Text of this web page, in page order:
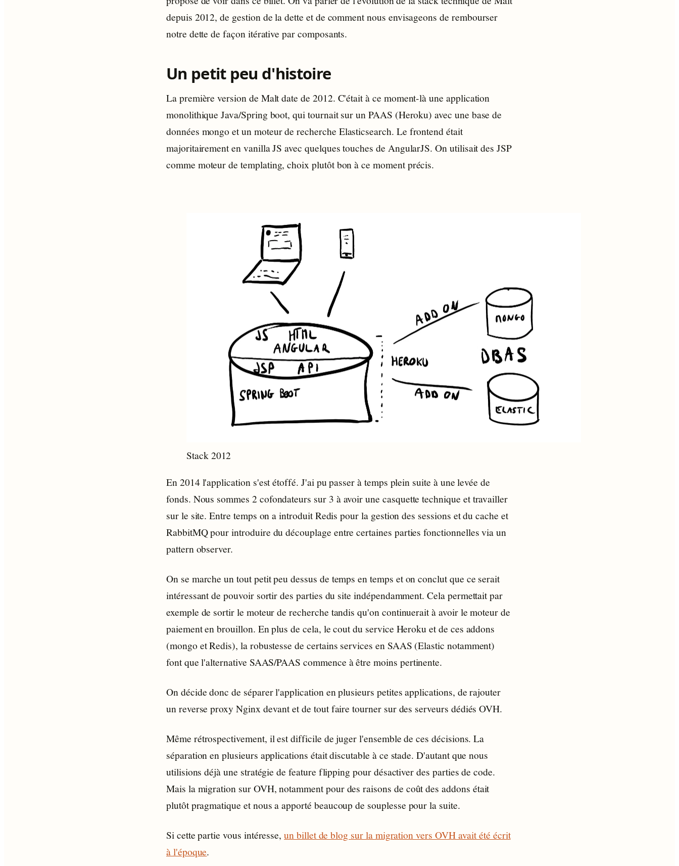
depuis 2012, de gestion de la dette et de comment nous envisageons de rembourser
notre dette de façon itérative par composants.
Un petit peu d'histoire
La première version de Malt date de 2012. C'était à ce moment-là une application
monolithique Java/Spring boot, qui tournait sur un PAAS (Heroku) avec une base de
données mongo et un moteur de recherche Elasticsearch. Le frontend était
majoritairement en vanilla JS avec quelques touches de AngularJS. On utilisait des JSP
comme moteur de templating, choix plutôt bon à ce moment précis.
Stack 2012
En 2014 l'application s'est étoffé. J'ai pu passer à temps plein suite à une levée de
fonds. Nous sommes 2 cofondateurs sur 3 à avoir une casquette technique et travailler
sur le site. Entre temps on a introduit Redis pour la gestion des sessions et du cache et
RabbitMQ pour introduire du découplage entre certaines parties fonctionnelles via un
pattern observer.
On se marche un tout petit peu dessus de temps en temps et on conclut que ce serait
intéressant de pouvoir sortir des parties du site indépendamment. Cela permettait par
exemple de sortir le moteur de recherche tandis qu'on continuerait à avoir le moteur de
paiement en brouillon. En plus de cela, le cout du service Heroku et de ces addons
(mongo et Redis), la robustesse de certains services en SAAS (Elastic notamment)
font que l'alternative SAAS/PAAS commence à être moins pertinente.
On décide donc de séparer l'application en plusieurs petites applications, de rajouter
un reverse proxy Nginx devant et de tout faire tourner sur des serveurs dédiés OVH.
Même rétrospectivement, il est difficile de juger l'ensemble de ces décisions. La
séparation en plusieurs applications était discutable à ce stade. D'autant que nous
utilisions déjà une stratégie de feature flipping pour désactiver des parties de code.
Mais la migration sur OVH, notamment pour des raisons de coût des addons était
plutôt pragmatique et nous a apporté beaucoup de souplesse pour la suite.
Si cette partie vous intéresse,un billet de blog sur la migration vers OVH avait été écrit
à l'époque.